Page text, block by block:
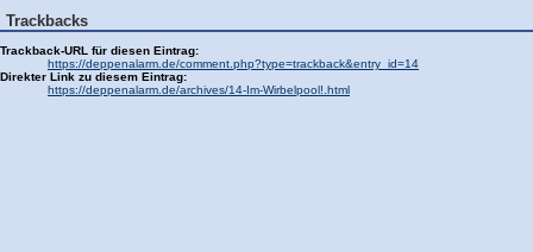
Trackbacks
Trackback-URL für diesen Eintrag:
https://deppenalarm.de/comment.php?type=trackback&entry_id=14
Direkter Link zu diesem Eintrag:
https://deppenalarm.de/archives/14-Im-Wirbelpool!.html